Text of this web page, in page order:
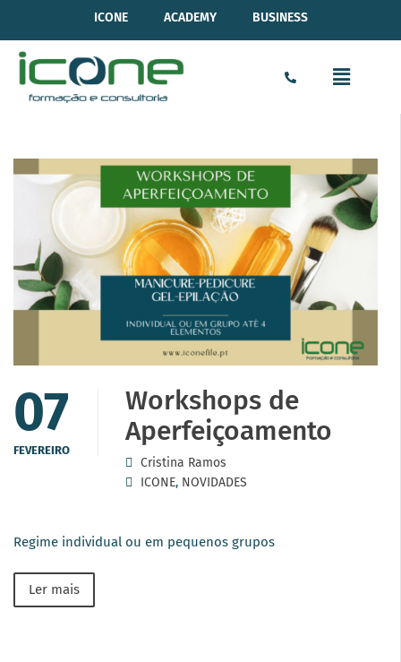
ICONE ACADEMY BUSINESS
07
FEVEREIRO
Workshops de
Aperfeiçoamento
Cristina Ramos
ICONE, NOVIDADES
Regime individual ou em pequenos grupos
Ler mais